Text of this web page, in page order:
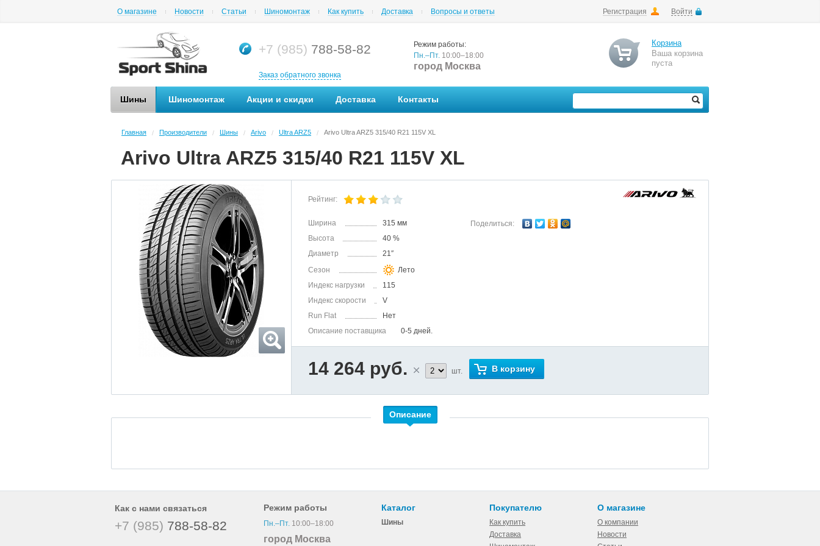
Регистрация Войти
О магазине Новости Статьи Шиномонтаж Как купить Доставка Вопросы и ответы
+7 (985) 788-58-82
Заказ обратного звонка
Режим работы:
Пн.–Пт. 10:00–18:00
город Москва
Корзина
Ваша корзина
пуста
Шины Шиномонтаж Акции и скидки Доставка Контакты
Главная / Производители / Шины / Arivo / Ultra ARZ5 / Arivo Ultra ARZ5 315/40 R21 115V XL
Arivo Ultra ARZ5 315/40 R21 115V XL
Рейтинг:
Ширина
315 мм
Высота
40 %
Диаметр
21″
Сезон
Лето
Индекс нагрузки
115
Индекс скорости
V
Run Flat
Нет
Описание поставщика
0-5 дней.
Поделиться:
14 264 руб. шт. В корзину
Описание
Как с нами связаться
+7 (985) 788-58-82
Режим работы
Пн.–Пт.10:00–18:00
город Москва
Каталог
Шины
Покупателю
Как купить
Доставка
О магазине
О компании
Новости